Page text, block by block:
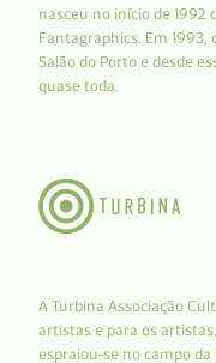
nasceu no início de
Fantagraphics. Em 1993,
Salão do Porto e desde
quase toda.
A Turbina Associação
artistas e para os
espraiou-se no campo